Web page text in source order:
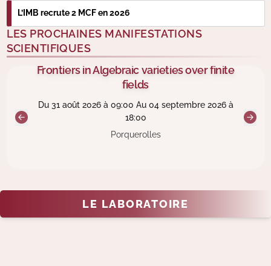
L’IMB recrute 2 MCF en 2026
LES PROCHAINES MANIFESTATIONS
SCIENTIFIQUES
Frontiers in Algebraic varieties over finite
fields
Du 31 août 2026 à 09:00 Au 04 septembre 2026 à
18:00
Porquerolles
LE LABORATOIRE